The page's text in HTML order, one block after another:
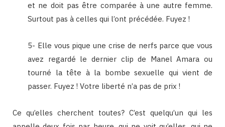
et ne doit pas être comparée à une autre femme.
Surtout pas à celles qui l’ont précédée. Fuyez !
5- Elle vous pique une crise de nerfs parce que vous
avez regardé le dernier clip de Manel Amara ou
tourné la tête à la bombe sexuelle qui vient de
passer. Fuyez ! Votre liberté n’a pas de prix !
Ce qu’elles cherchent toutes? C’est quelqu’un qui les